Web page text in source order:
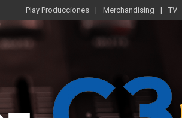
Play Producciones Merchandising TV